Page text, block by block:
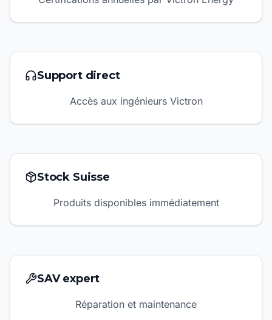
Support direct
Accès aux ingénieurs Victron
Stock Suisse
Produits disponibles immédiatement
SAV expert
Réparation et maintenance